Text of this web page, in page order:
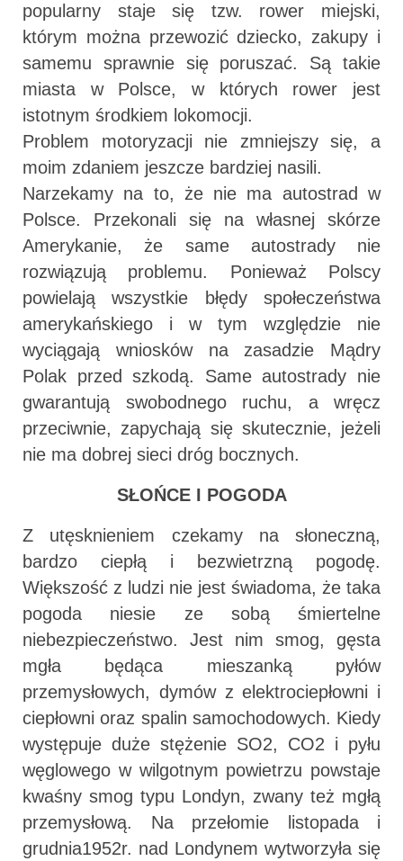
popularny staje się tzw. rower miejski,
którym można przewozić dziecko, zakupy i
samemu sprawnie się poruszać. Są takie
miasta w Polsce, w których rower jest
istotnym środkiem lokomocji.
Problem motoryzacji nie zmniejszy się, a
moim zdaniem jeszcze bardziej nasili.
Narzekamy na to, że nie ma autostrad w
Polsce. Przekonali się na własnej skórze
Amerykanie, że same autostrady nie
rozwiązują problemu. Ponieważ Polscy
powielają wszystkie błędy społeczeństwa
amerykańskiego i w tym względzie nie
wyciągają wniosków na zasadzie Mądry
Polak przed szkodą. Same autostrady nie
gwarantują swobodnego ruchu, a wręcz
przeciwnie, zapychają się skutecznie, jeżeli
nie ma dobrej sieci dróg bocznych.
SŁOŃCE I POGODA
Z utęsknieniem czekamy na słoneczną,
bardzo ciepłą i bezwietrzną pogodę.
Większość z ludzi nie jest świadoma, że taka
pogoda niesie ze sobą śmiertelne
niebezpieczeństwo. Jest nim smog, gęsta
mgła będąca mieszanką pyłów
przemysłowych, dymów z elektrociepłowni i
ciepłowni oraz spalin samochodowych. Kiedy
występuje duże stężenie SO2, CO2 i pyłu
węglowego w wilgotnym powietrzu powstaje
kwaśny smog typu Londyn, zwany też mgłą
przemysłową. Na przełomie listopada i
grudnia1952r. nad Londynem wytworzyła się